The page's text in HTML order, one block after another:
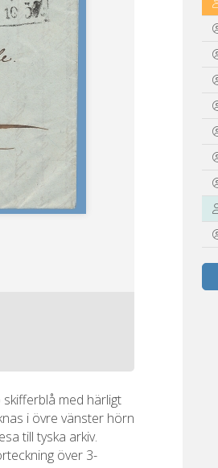
med härligt
i övre vänster hörn
till tyska arkiv.
över 3-